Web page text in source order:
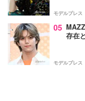
モデルプレス
05
存在
モデルプレス